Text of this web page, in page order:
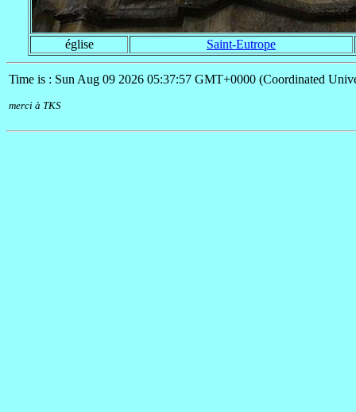
église Saint-Eutrope
Time is : Sun Aug 09 2026 05:37:57 GMT+0000 (Coordinated
merci à TKS